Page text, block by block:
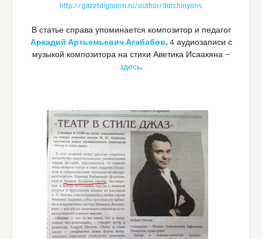
http://gazetaigraem.ru/author/darchinyans
В статье справа упоминается композитор и педагог
Аркадий Артьемьевич Агабабов.4 аудиозаписи с
музыкой композитора на стихи Аветика Исаакяна —
здесь.